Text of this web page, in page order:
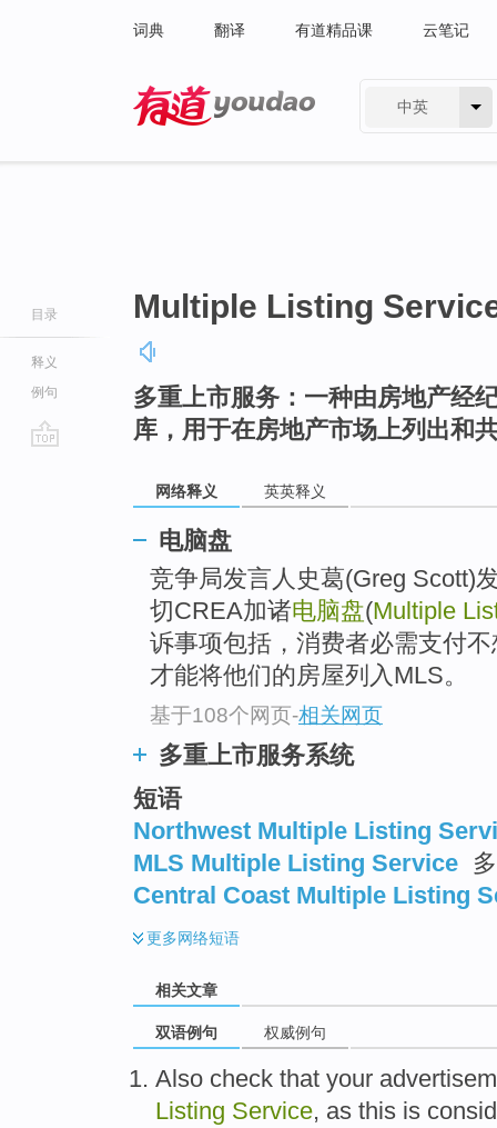
词典 翻译 有道精品课 云笔记
中英
目录
释义
例句
Multiple Listing
多重上市服务：一种由房地产经
库，用于在房地产市场上列出和
网络释义 英英释义
电脑盘
竞争局发言人史葛(Greg Scott)
切CREA加诸电脑盘(Multiple
诉事项包括，消费者必需支付
才能将他们的房屋列入MLS。
基于108个网页-相关网页
多重上市服务系统
短语
Northwest Multiple Listing
MLS Multiple Listing Service
Central Coast Multiple Listing
更多网络短语
相关文章
双语例句 权威例句
Also check that your
Listing Service, as this is